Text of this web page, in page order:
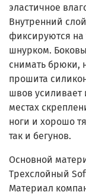
эластичное
Внутренний
фиксируются
шнурком.
снимать брюки,
прошита
швов
местах
ноги и хорошо
так и бегунов.
Основной
Трехслойный
Материал